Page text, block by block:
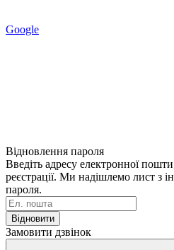
Google
Відновлення пароля
Введіть адресу електронної
реєстрації. Ми надішлемо лист з
пароля.
Відновити
Замовити дзвінок